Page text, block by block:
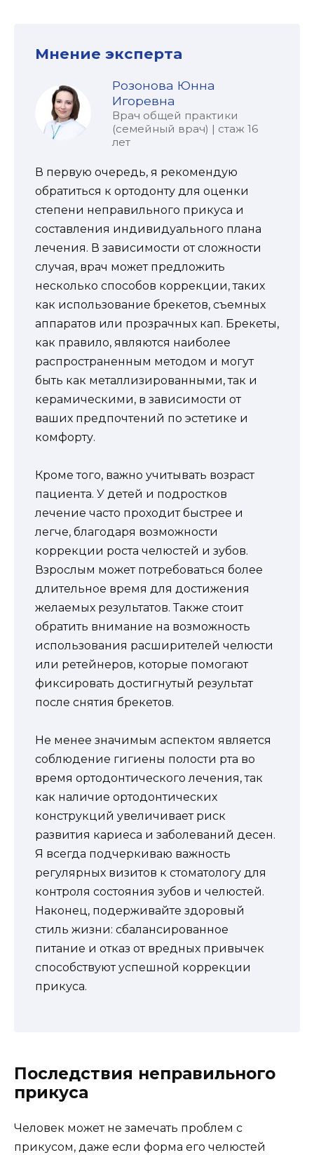
Мнение эксперта
Розонова Юнна
Игоревна
Врач общей практики
(семейный врач) | стаж 16
лет
В первую очередь, я рекомендую
обратиться к ортодонту для оценки
степени неправильного прикуса и
составления индивидуального плана
лечения. В зависимости от сложности
случая, врач может предложить
несколько способов коррекции, таких
как использование брекетов, съемных
аппаратов или прозрачных кап. Брекеты,
как правило, являются наиболее
распространенным методом и могут
быть как металлизированными, так и
керамическими, в зависимости от
ваших предпочтений по эстетике и
комфорту.
Кроме того, важно учитывать возраст
пациента. У детей и подростков
лечение часто проходит быстрее и
легче, благодаря возможности
коррекции роста челюстей и зубов.
Взрослым может потребоваться более
длительное время для достижения
желаемых результатов. Также стоит
обратить внимание на возможность
использования расширителей челюсти
или ретейнеров, которые помогают
фиксировать достигнутый результат
после снятия брекетов.
Не менее значимым аспектом является
соблюдение гигиены полости рта во
время ортодонтического лечения, так
как наличие ортодонтических
конструкций увеличивает риск
развития кариеса и заболеваний десен.
Я всегда подчеркиваю важность
регулярных визитов к стоматологу для
контроля состояния зубов и челюстей.
Наконец, подерживайте здоровый
стиль жизни: сбалансированное
питание и отказ от вредных привычек
способствуют успешной коррекции
прикуса.
Последствия неправильного
прикуса
Человек может не замечать проблем с
прикусом, даже если форма его челюстей